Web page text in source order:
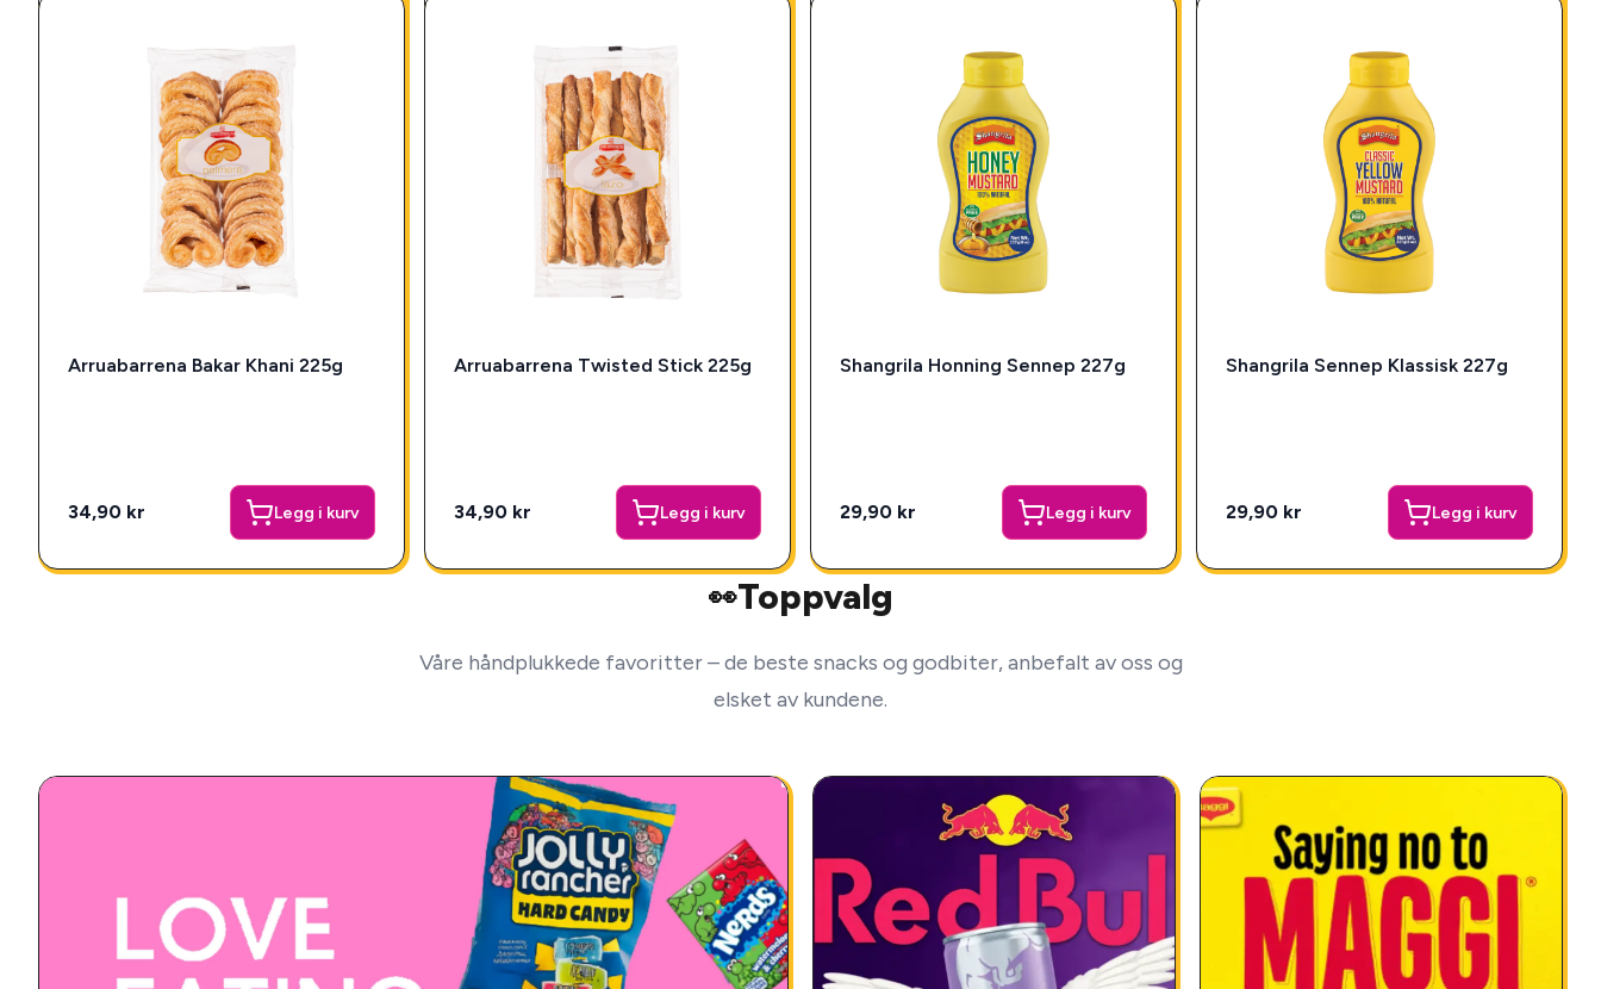
Arruabarrena Bakar Khani 225g
34,90 kr Legg i kurv
Arruabarrena Twisted Stick 225g
34,90 kr Legg i kurv
Shangrila Honning Sennep 227g
29,90 kr Legg i kurv
Shangrila Sennep Klassisk 227g
29,90 kr Legg i kurv
👀Toppvalg
Våre håndplukkede favoritter – de beste snacks og godbiter, anbefalt av oss og
elsket av kundene.